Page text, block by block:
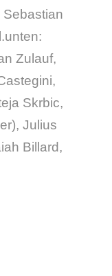
Sebastian
Zulauf,
Skrbic,
Julius
Billard,